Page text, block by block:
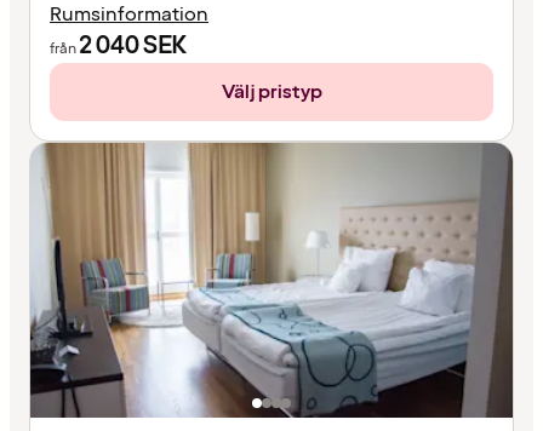
Rumsinformation
från2 040SEK
Välj pristyp